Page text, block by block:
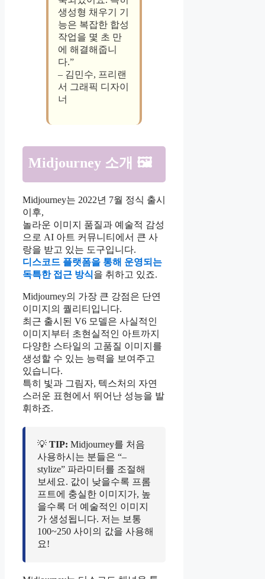
생성형 채우기 기
능은 복잡한 합성
작업을 몇 초 만
에 해결해줍니
다.”
– 김민수, 프리랜
서 그래픽 디자이
너
Midjourney 소개 🖼️
Midjourney는 2022년 7월 정식 출시
이후,
놀라운 이미지 품질과 예술적 감성
으로 AI 아트 커뮤니티에서 큰 사
랑을 받고 있는 도구입니다.
디스코드 플랫폼을 통해 운영되는
독특한 접근 방식을 취하고 있죠.
Midjourney의 가장 큰 강점은 단연
이미지의 퀄리티입니다.
최근 출시된 V6 모델은 사실적인
이미지부터 초현실적인 아트까지
다양한 스타일의 고품질 이미지를
생성할 수 있는 능력을 보여주고
있습니다.
특히 빛과 그림자, 텍스처의 자연
스러운 표현에서 뛰어난 성능을 발
휘하죠.
💡 TIP: Midjourney를 처음
사용하시는 분들은 “–
stylize” 파라미터를 조절해
보세요. 값이 낮을수록 프롬
프트에 충실한 이미지가, 높
을수록 더 예술적인 이미지
가 생성됩니다. 저는 보통
100~250 사이의 값을 사용해
요!